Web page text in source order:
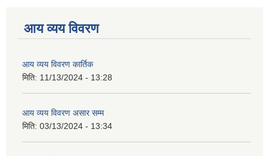
आय व्यय विवरण
आय व्यय विवरण कार्तिक
मिति: 11/13/2024 - 13:28
आय व्यय विवरण असार सम्म
मिति: 03/13/2024 - 13:34